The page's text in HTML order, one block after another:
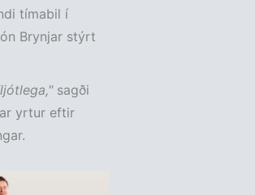
tímabil í
Brynjar stýrt
sagði
yrtur eftir